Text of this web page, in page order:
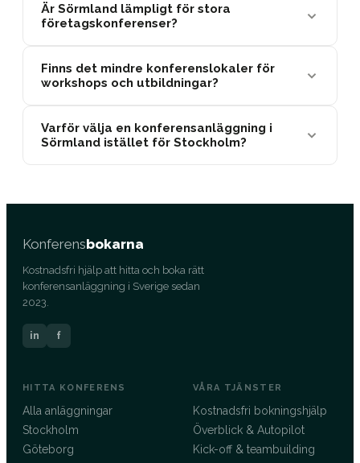
Är Sörmland lämpligt för stora
företagskonferenser?
Finns det mindre konferenslokaler för
workshops och utbildningar?
Varför välja en konferensanläggning i
Sörmland istället för Stockholm?
Konferensbokarna
Kostnadsfri hjälp att hitta och boka rätt
konferensanläggning i Sverige sedan
2023.
in f
HITTA KONFERENS
Alla anläggningar
Stockholm
Göteborg
VÅRA TJÄNSTER
Kostnadsfri bokningshjälp
Överblick & Autopilot
Kick-off & teambuilding